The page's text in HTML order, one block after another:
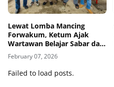
Lewat Lomba Mancing
Forwakum, Ketum Ajak
Wartawan Belajar Sabar dan
Fokus, Zamzam Siregar:
Mancing Ajarkan Kesabaran
dan Soliditas Wartawan
Hukum
February 07, 2026
Failed to load posts.